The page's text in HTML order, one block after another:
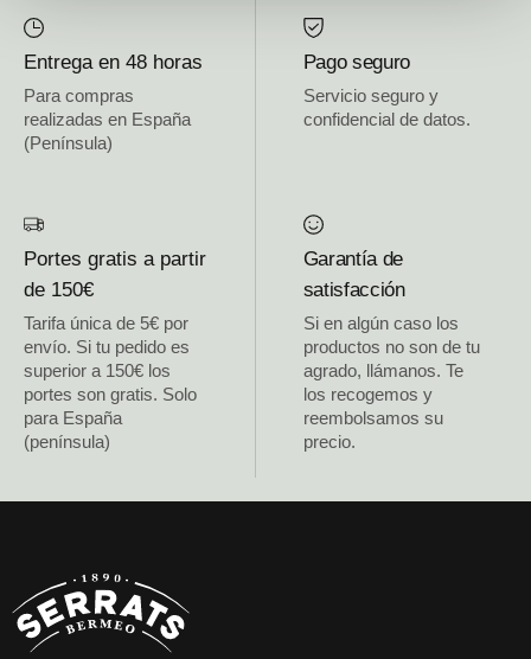
Entrega en 48 horas
Para compras
realizadas en España
(Península)
Pago seguro
Servicio seguro y
confidencial de datos.
Portes gratis a partir
de 150€
Tarifa única de 5€ por
envío. Si tu pedido es
superior a 150€ los
portes son gratis. Solo
para España
(península)
Garantía de
satisfacción
Si en algún caso los
productos no son de tu
agrado, llámanos. Te
los recogemos y
reembolsamos su
precio.